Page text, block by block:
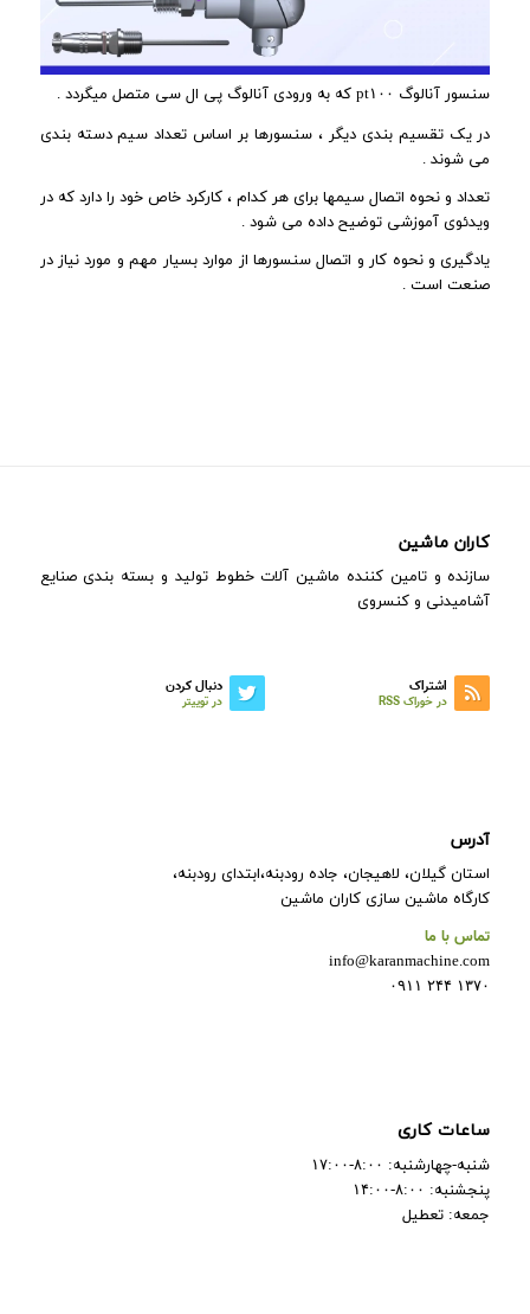
سنسور آنالوگ pt۱۰۰ که به ورودی آنالوگ پی ال سی متصل میگردد .
در یک تقسیم بندی دیگر ، سنسورها بر اساس تعداد سیم دسته بندی
می شوند .
تعداد و نحوه اتصال سیمها برای هر کدام ، کارکرد خاص خود را دارد که در
ویدئوی آموزشی توضیح داده می شود .
یادگیری و نحوه کار و اتصال سنسورها از موارد بسیار مهم و مورد نیاز در
صنعت است .
کاران ماشین
سازنده و تامین کننده ماشین آلات خطوط تولید و بسته بندی صنایع
آشامیدنی و کنسروی
دنبال کردن
در توییتر
اشتراک
در خوراک RSS
آدرس
استان گیلان، لاهیجان، جاده رودبنه،ابتدای رودبنه،
کارگاه ماشین سازی کاران ماشین
تماس با ما
info@karanmachine.com
۱۳۷۰ ۲۴۴ ۰۹۱۱
ساعات کاری
شنبه-چهارشنبه: ۸:۰۰-۱۷:۰۰
پنجشنبه: ۸:۰۰-۱۴:۰۰
جمعه: تعطیل